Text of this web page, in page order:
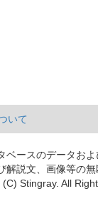
いて
ベースのデータお
解説文、画像等の無
Stingray. All